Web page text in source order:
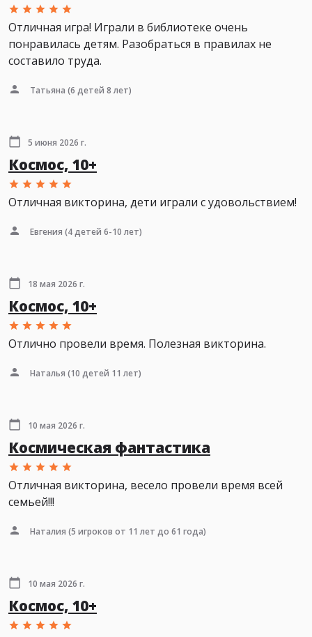
Отличная игра! Играли в библиотеке очень
понравилась детям. Разобраться в правилах не
составило труда.
Татьяна (6 детей 8 лет)
5 июня 2026 г.
Космос, 10+
Отличная викторина, дети играли с удовольствием!
Евгения (4 детей 6-10 лет)
18 мая 2026 г.
Космос, 10+
Отлично провели время. Полезная викторина.
Наталья (10 детей 11 лет)
10 мая 2026 г.
Космическая фантастика
Отличная викторина, весело провели время всей
семьей!!!
Наталия (5 игроков от 11 лет до 61 года)
10 мая 2026 г.
Космос, 10+